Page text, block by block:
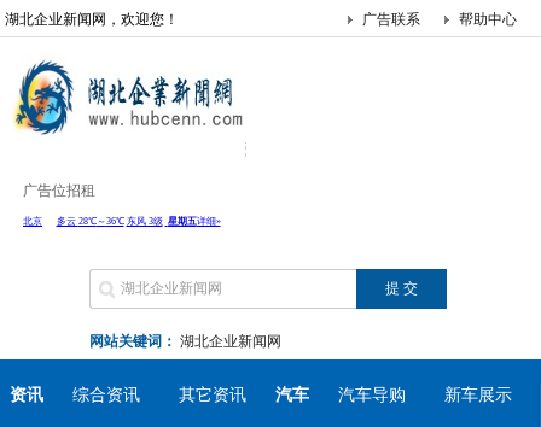
湖北企业新闻网，欢迎您！ 帮助中心
广告联系
广告位招租
网站关键词： 湖北企业新闻网
资讯 综合资讯 其它资讯 汽车 汽车导购 新车展示